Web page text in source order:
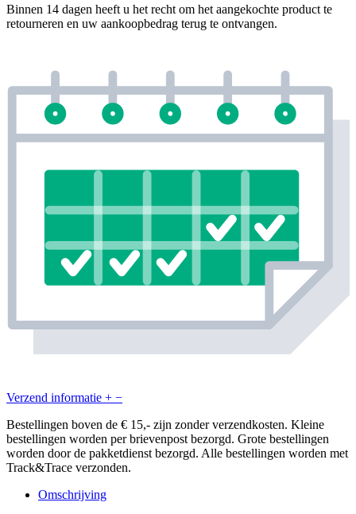
Binnen 14 dagen heeft u het recht om het aangekochte product te
retourneren en uw aankoopbedrag terug te ontvangen.
Verzend informatie + −
Bestellingen boven de € 15,- zijn zonder verzendkosten. Kleine
bestellingen worden per brievenpost bezorgd. Grote bestellingen
worden door de pakketdienst bezorgd. Alle bestellingen worden met
Track&Trace verzonden.
Omschrijving